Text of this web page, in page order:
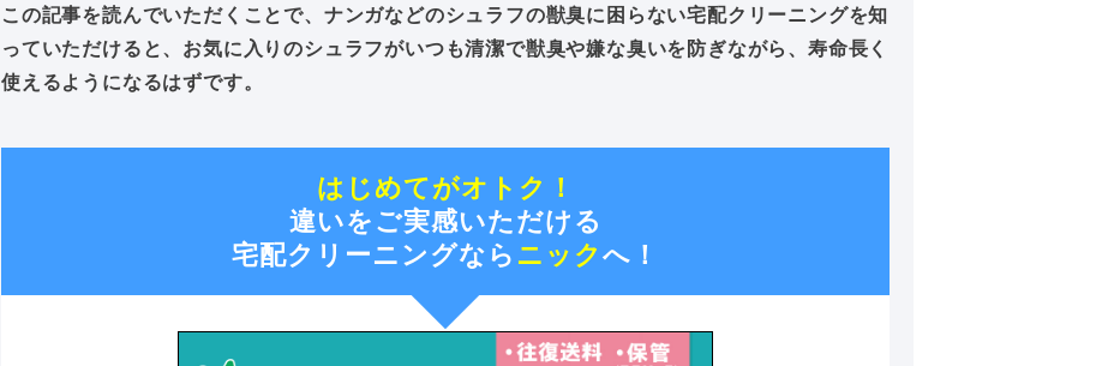
この記事を読んでいただくことで、ナンガなどのシュラフの獣臭に困らない宅配クリーニングを知
っていただけると、お気に入りのシュラフがいつも清潔で獣臭や嫌な臭いを防ぎながら、寿命長く
使えるようになるはずです。
はじめてがオトク！
違いをご実感いただける
宅配クリーニングなら ニック へ！